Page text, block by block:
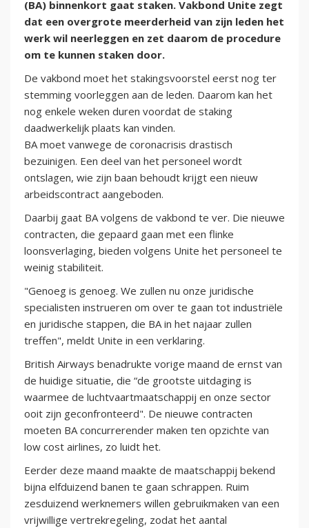
(BA) binnenkort gaat staken. Vakbond Unite zegt
dat een overgrote meerderheid van zijn leden het
werk wil neerleggen en zet daarom de procedure
om te kunnen staken door.
De vakbond moet het stakingsvoorstel eerst nog ter
stemming voorleggen aan de leden. Daarom kan het
nog enkele weken duren voordat de staking
daadwerkelijk plaats kan vinden.
BA moet vanwege de coronacrisis drastisch
bezuinigen. Een deel van het personeel wordt
ontslagen, wie zijn baan behoudt krijgt een nieuw
arbeidscontract aangeboden.
Daarbij gaat BA volgens de vakbond te ver. Die nieuwe
contracten, die gepaard gaan met een flinke
loonsverlaging, bieden volgens Unite het personeel te
weinig stabiliteit.
"Genoeg is genoeg. We zullen nu onze juridische
specialisten instrueren om over te gaan tot industriële
en juridische stappen, die BA in het najaar zullen
treffen", meldt Unite in een verklaring.
British Airways benadrukte vorige maand de ernst van
de huidige situatie, die “de grootste uitdaging is
waarmee de luchtvaartmaatschappij en onze sector
ooit zijn geconfronteerd". De nieuwe contracten
moeten BA concurrerender maken ten opzichte van
low cost airlines, zo luidt het.
Eerder deze maand maakte de maatschappij bekend
bijna elfduizend banen te gaan schrappen. Ruim
zesduizend werknemers willen gebruikmaken van een
vrijwillige vertrekregeling, zodat het aantal